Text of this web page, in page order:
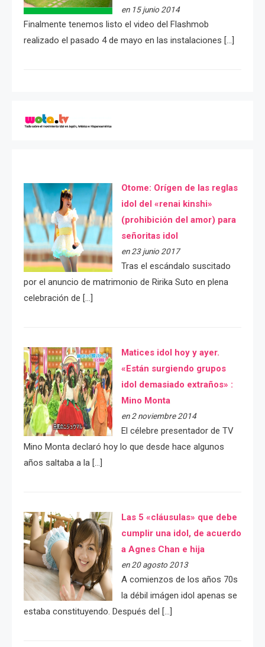
en 15 junio 2014
Finalmente tenemos listo el video del Flashmob
realizado el pasado 4 de mayo en las instalaciones […]
Otome: Orígen de las reglas
idol del «renai kinshi»
(prohibición del amor) para
señoritas idol
en 23 junio 2017
Tras el escándalo suscitado
por el anuncio de matrimonio de Ririka Suto en plena
celebración de […]
Matices idol hoy y ayer.
«Están surgiendo grupos
idol demasiado extraños» :
Mino Monta
en 2 noviembre 2014
El célebre presentador de TV
Mino Monta declaró hoy lo que desde hace algunos
años saltaba a la […]
Las 5 «cláusulas» que debe
cumplir una idol, de acuerdo
a Agnes Chan e hija
en 20 agosto 2013
A comienzos de los años 70s
la débil imágen idol apenas se
estaba constituyendo. Después del […]